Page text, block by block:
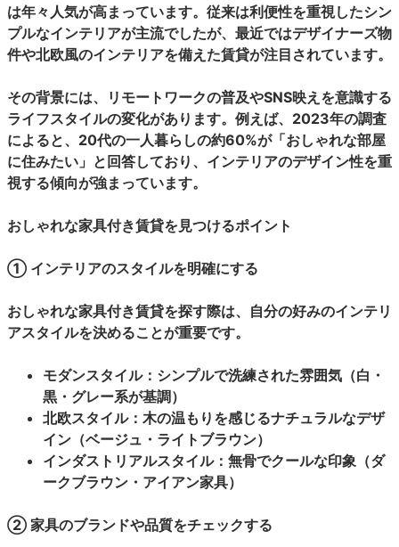
は年々人気が高まっています。従来は利便性を重視したシン
プルなインテリアが主流でしたが、最近ではデザイナーズ物
件や北欧風のインテリアを備えた賃貸が注目されています。
その背景には、リモートワークの普及やSNS映えを意識する
ライフスタイルの変化があります。例えば、2023年の調査
によると、20代の一人暮らしの約60%が「おしゃれな部屋
に住みたい」と回答しており、インテリアのデザイン性を重
視する傾向が強まっています。
おしゃれな家具付き賃貸を見つけるポイント
① インテリアのスタイルを明確にする
おしゃれな家具付き賃貸を探す際は、自分の好みのインテリ
アスタイルを決めることが重要です。
モダンスタイル：シンプルで洗練された雰囲気（白・
黒・グレー系が基調）
北欧スタイル：木の温もりを感じるナチュラルなデザ
イン（ベージュ・ライトブラウン）
インダストリアルスタイル：無骨でクールな印象（ダ
ークブラウン・アイアン家具）
② 家具のブランドや品質をチェックする